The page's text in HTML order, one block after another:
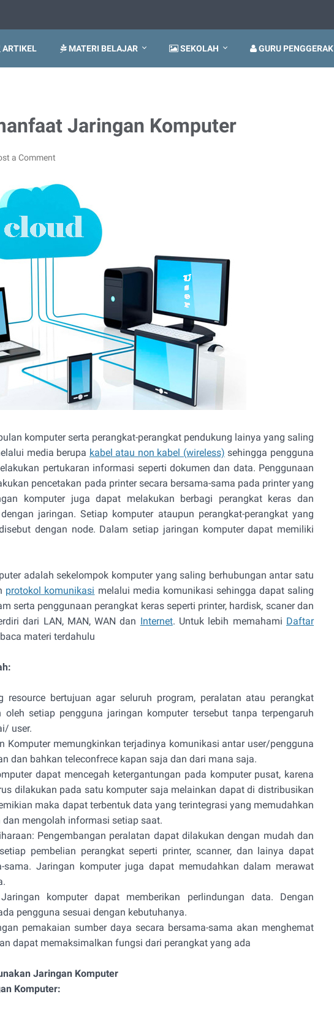
ARTIKEL MATERI BELAJAR SEKOLAH GURU PENGGERAK
Jaringan Komputer
a Comment
komputer serta perangkat-perangkat pendukung lainya yang saling
media berupa kabel atau non kabel (wireless) sehingga pengguna
pertukaran informasi seperti dokumen dan data. Penggunaan
pencetakan pada printer secara bersama-sama pada printer yang
komputer juga dapat melakukan berbagi perangkat keras dan
jaringan. Setiap komputer ataupun perangkat-perangkat yang
dengan node. Dalam setiap jaringan komputer dapat memiliki
adalah sekelompok komputer yang saling berhubungan antar satu
protokol komunikasi melalui media komunikasi sehingga dapat saling
serta penggunaan perangkat keras seperti printer, hardisk, scaner dan
dari LAN, MAN, WAN dan Internet. Untuk lebih memahami Daftar
materi terdahulu
resource bertujuan agar seluruh program, peralatan atau perangkat
setiap pengguna jaringan komputer tersebut tanpa terpengaruh
user.
Komputer memungkinkan terjadinya komunikasi antar user/pengguna
dan bahkan teleconfrece kapan saja dan dari mana saja.
dapat mencegah ketergantungan pada komputer pusat, karena
dilakukan pada satu komputer saja melainkan dapat di distribusikan
maka dapat terbentuk data yang terintegrasi yang memudahkan
mengolah informasi setiap saat.
Pengembangan peralatan dapat dilakukan dengan mudah dan
pembelian perangkat seperti printer, scanner, dan lainya dapat
sama. Jaringan komputer juga dapat memudahkan dalam merawat
komputer dapat memberikan perlindungan data. Dengan
pengguna sesuai dengan kebutuhanya.
pemakaian sumber daya secara bersama-sama akan menghemat
dapat memaksimalkan fungsi dari perangkat yang ada
Jaringan Komputer
Komputer: